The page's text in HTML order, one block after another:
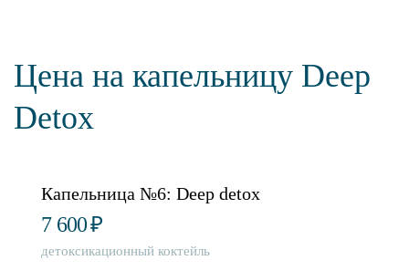
Цена на капельницу Deep
Detox
Капельница №6: Deep detox
7 600₽
детоксикационный коктейль